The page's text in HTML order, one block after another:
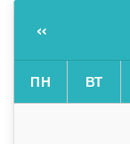
«
ПН ВТ